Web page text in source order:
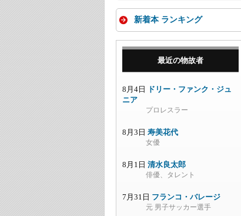
新着本 ランキング
最近の物故者
8月4日
ドリー・ファンク・ジュ
ニア
プロレスラー
8月3日 寿美花代
女優
8月1日 清水良太郎
俳優、タレント
7月31日 フランコ・バレージ
元 男子サッカー選手